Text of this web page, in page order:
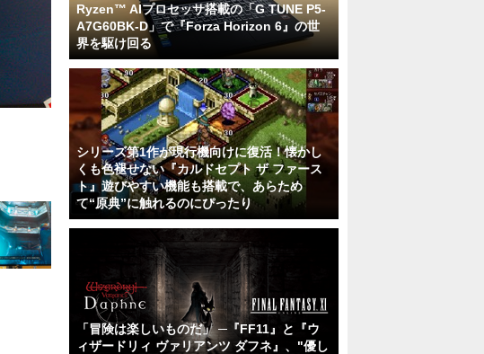
Ryzen™ AIプロセッサ搭載の「G TUNE P5-
A7G60BK-D」で『Forza Horizon 6』の世
界を駆け回る
シリーズ第1作が現行機向けに復活！懐かし
くも色褪せない『カルドセプト ザ ファース
ト』遊びやすい機能も搭載で、あらため
て“原典”に触れるのにぴったり
「冒険は楽しいものだ」 ─『FF11』と『ウ
ィザードリィ ヴァリアンツ ダフネ』、"優し